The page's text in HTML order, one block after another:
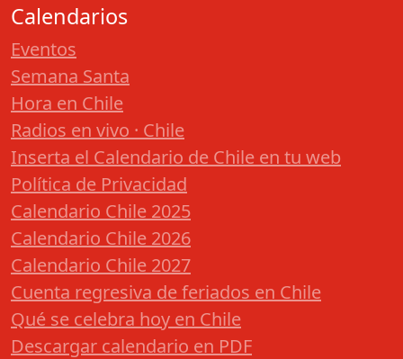
Calendarios
Eventos
Semana Santa
Hora en Chile
Radios en vivo · Chile
Inserta el Calendario de Chile en tu web
Política de Privacidad
Calendario Chile 2025
Calendario Chile 2026
Calendario Chile 2027
Cuenta regresiva de feriados en Chile
Qué se celebra hoy en Chile
Descargar calendario en PDF